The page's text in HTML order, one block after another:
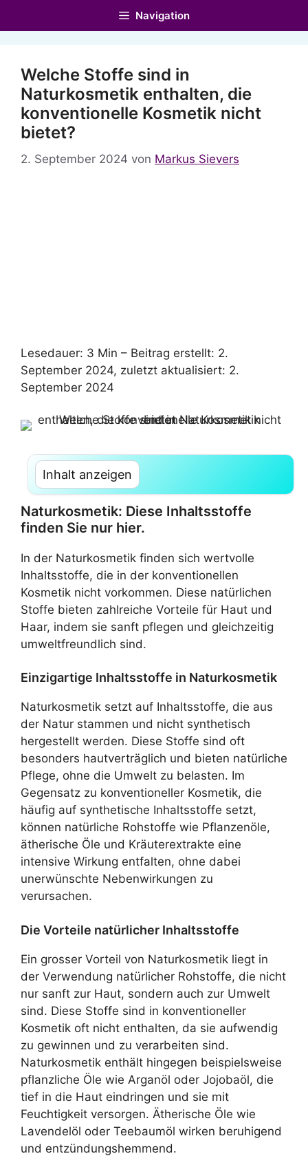
Navigation
Welche Stoffe sind in
Naturkosmetik enthalten, die
konventionelle Kosmetik nicht
bietet?
2. September 2024 von Markus Sievers
Lesedauer: 3 Min – Beitrag erstellt: 2.
September 2024, zuletzt aktualisiert: 2.
September 2024
Inhalt anzeigen
Naturkosmetik: Diese Inhaltsstoffe
finden Sie nur hier.
In der Naturkosmetik finden sich wertvolle
Inhaltsstoffe, die in der konventionellen
Kosmetik nicht vorkommen. Diese natürlichen
Stoffe bieten zahlreiche Vorteile für Haut und
Haar, indem sie sanft pflegen und gleichzeitig
umweltfreundlich sind.
Einzigartige Inhaltsstoffe in Naturkosmetik
Naturkosmetik setzt auf Inhaltsstoffe, die aus
der Natur stammen und nicht synthetisch
hergestellt werden. Diese Stoffe sind oft
besonders hautverträglich und bieten natürliche
Pflege, ohne die Umwelt zu belasten. Im
Gegensatz zu konventioneller Kosmetik, die
häufig auf synthetische Inhaltsstoffe setzt,
können natürliche Rohstoffe wie Pflanzenöle,
ätherische Öle und Kräuterextrakte eine
intensive Wirkung entfalten, ohne dabei
unerwünschte Nebenwirkungen zu
verursachen.
Die Vorteile natürlicher Inhaltsstoffe
Ein grosser Vorteil von Naturkosmetik liegt in
der Verwendung natürlicher Rohstoffe, die nicht
nur sanft zur Haut, sondern auch zur Umwelt
sind. Diese Stoffe sind in konventioneller
Kosmetik oft nicht enthalten, da sie aufwendig
zu gewinnen und zu verarbeiten sind.
Naturkosmetik enthält hingegen beispielsweise
pflanzliche Öle wie Arganöl oder Jojobaöl, die
tief in die Haut eindringen und sie mit
Feuchtigkeit versorgen. Ätherische Öle wie
Lavendelöl oder Teebaumöl wirken beruhigend
und entzündungshemmend.